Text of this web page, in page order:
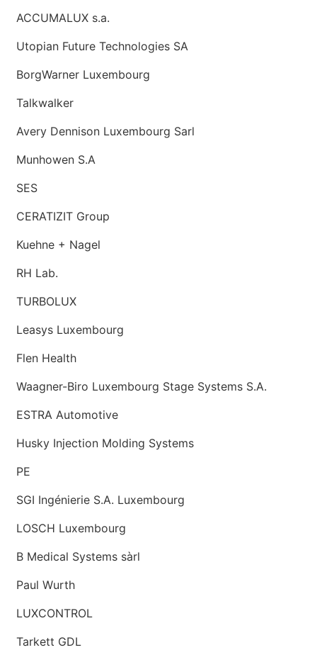
ACCUMALUX s.a.
Utopian Future Technologies SA
BorgWarner Luxembourg
Talkwalker
Avery Dennison Luxembourg Sarl
Munhowen S.A
SES
CERATIZIT Group
Kuehne + Nagel
RH Lab.
TURBOLUX
Leasys Luxembourg
Flen Health
Waagner-Biro Luxembourg Stage Systems S.A.
ESTRA Automotive
Husky Injection Molding Systems
PE
SGI Ingénierie S.A. Luxembourg
LOSCH Luxembourg
B Medical Systems sàrl
Paul Wurth
LUXCONTROL
Tarkett GDL